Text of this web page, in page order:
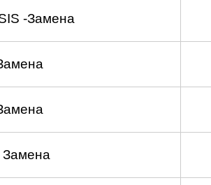
-Замена
Замена